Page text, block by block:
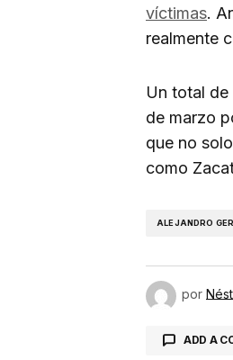
víctimas.
realmente
Un total
de marzo
que no
como
ALEJANDRO
por
ADD A